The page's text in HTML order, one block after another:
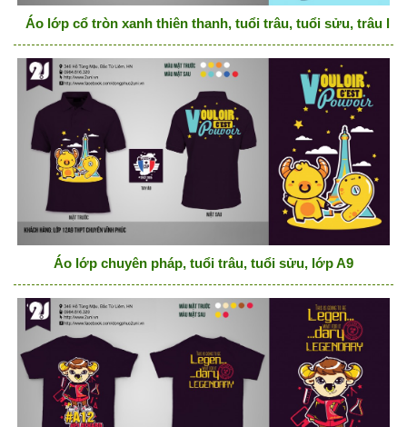
Áo lớp cổ tròn xanh thiên thanh, tuổi trâu, tuổi sửu, trâu lái
Áo lớp chuyên pháp, tuổi trâu, tuổi sửu, lớp A9